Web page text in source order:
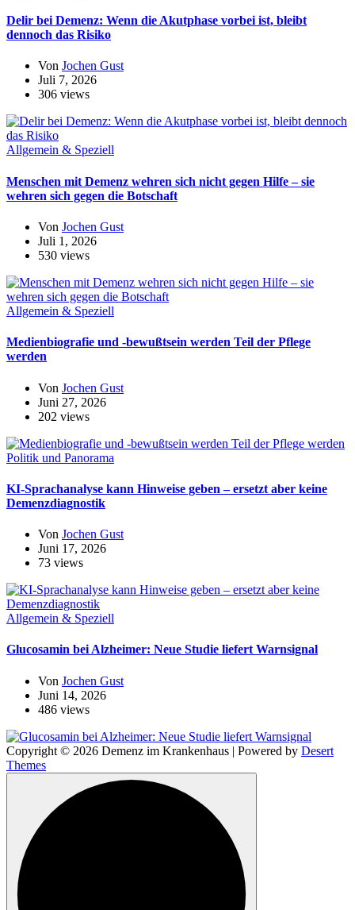
Delir bei Demenz: Wenn die Akutphase vorbei ist, bleibt
dennoch das Risiko
Von Jochen Gust
Juli 7, 2026
306 views
Allgemein & Speziell
Menschen mit Demenz wehren sich nicht gegen Hilfe – sie
wehren sich gegen die Botschaft
Von Jochen Gust
Juli 1, 2026
530 views
Allgemein & Speziell
Medienbiografie und -bewußtsein werden Teil der Pflege
werden
Von Jochen Gust
Juni 27, 2026
202 views
Politik und Panorama
KI-Sprachanalyse kann Hinweise geben – ersetzt aber keine
Demenzdiagnostik
Von Jochen Gust
Juni 17, 2026
73 views
Allgemein & Speziell
Glucosamin bei Alzheimer: Neue Studie liefert Warnsignal
Von Jochen Gust
Juni 14, 2026
486 views
Copyright © 2026 Demenz im Krankenhaus | Powered by Desert
Themes